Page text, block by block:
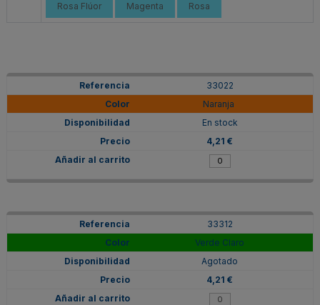
Rosa Flúor Magenta Rosa
33022
Naranja
En stock
4,21 €
33312
Verde Claro
Agotado
4,21 €